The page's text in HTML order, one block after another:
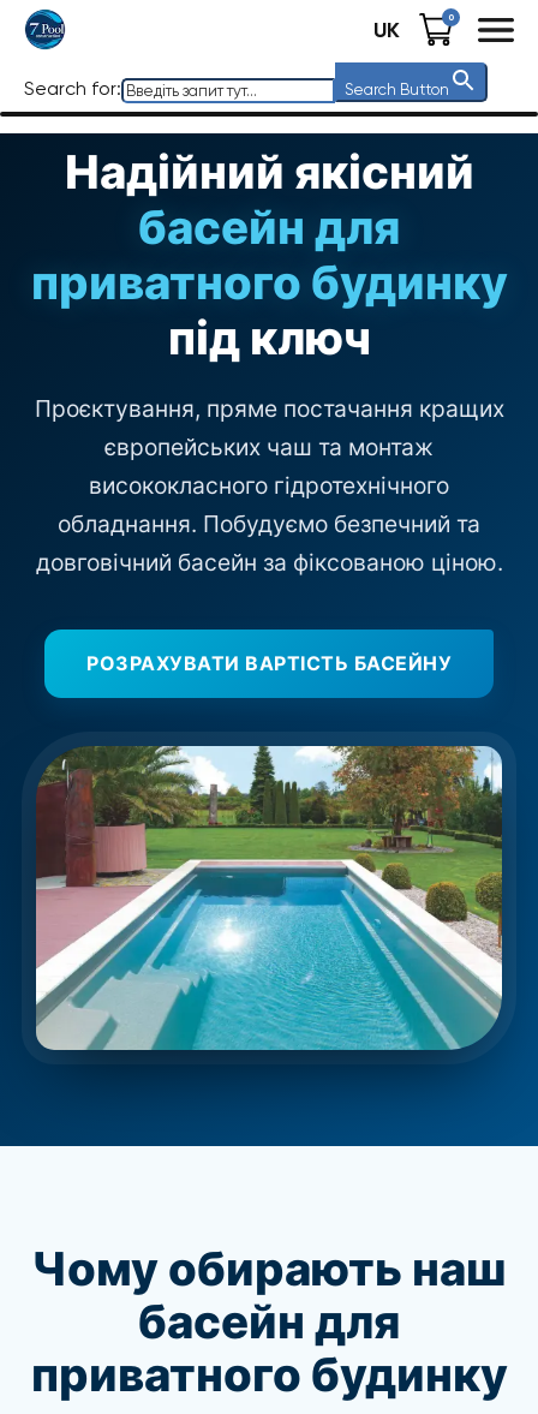
UK 0
Search for: Search Button
Надійний якісний
басейн для
приватного будинку
під ключ
Проєктування, пряме постачання кращих
європейських чаш та монтаж
висококласного гідротехнічного
обладнання. Побудуємо безпечний та
довговічний басейн за фіксованою ціною.
РОЗРАХУВАТИ ВАРТІСТЬ БАСЕЙНУ
Чому обирають наш
басейн для
приватного будинку